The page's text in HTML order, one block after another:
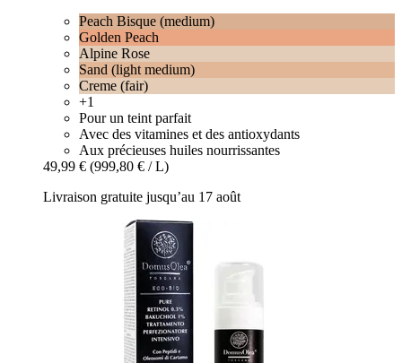
Peach Bisque (medium)
Golden Peach
Alpine Rose
Sand (light medium)
Creme (fair)
+1
Pour un teint parfait
Avec des vitamines et des antioxydants
Aux précieuses huiles nourrissantes
49,99 € (999,80 € / L)
Livraison gratuite jusqu’au 17 août